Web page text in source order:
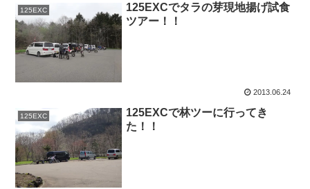
125EXC
125EXCでタラの芽現地揚げ試食
ツアー！！
2013.06.24
125EXC
125EXCで林ツーに行ってき
た！！